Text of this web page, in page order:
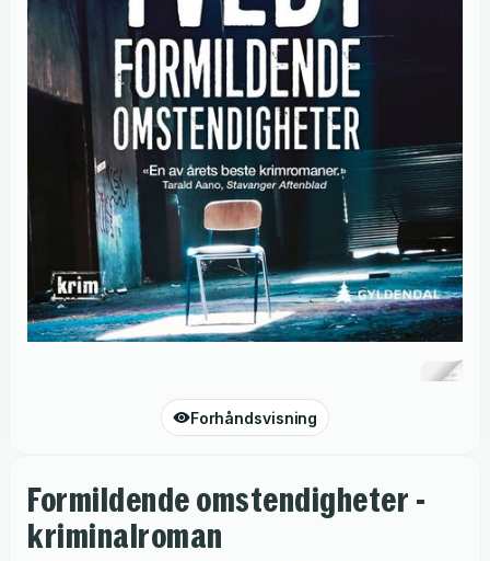
Forhåndsvisning
Formildende omstendigheter -
kriminalroman